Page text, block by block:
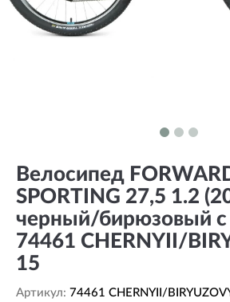
Велосипед
SPORTING 27,5 1.2
черный/бирюзовый
74461 CHERNYII/
15
Артикул: 74461 CHERNYII/